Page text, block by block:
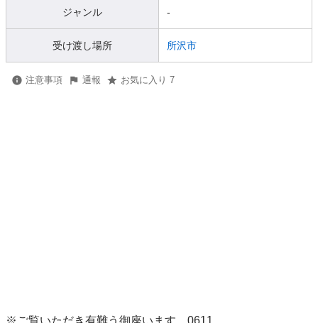
ジャンル -
受け渡し場所 所沢市
注意事項 通報 お気に入り 7
※ご覧いただき有難う御座います。0611